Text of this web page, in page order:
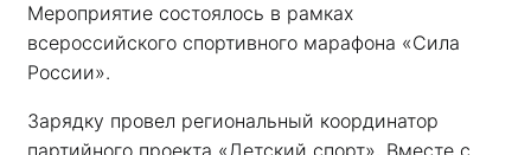
Мероприятие состоялось в рамках
всероссийского спортивного марафона «Сила
России».
Зарядку провел региональный координатор